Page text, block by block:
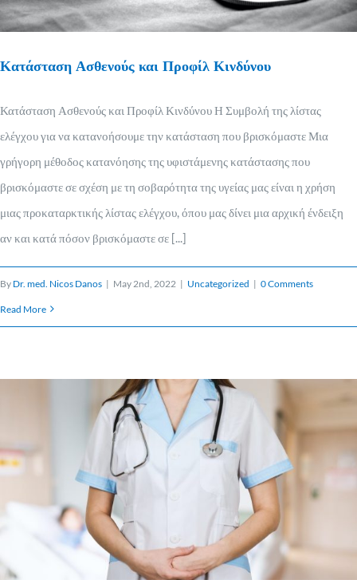
Κατάσταση Ασθενούς και Προφίλ Κινδύνου
Κατάσταση Ασθενούς και Προφίλ Κινδύνου Η Συμβολή της λίστας
ελέγχου για να κατανοήσουμε την κατάσταση που βρισκόμαστε Μια
γρήγορη μέθοδος κατανόησης της υφιστάμενης κατάστασης που
βρισκόμαστε σε σχέση με τη σοβαρότητα της υγείας μας είναι η χρήση
μιας προκαταρκτικής λίστας ελέγχου, όπου μας δίνει μια αρχική ένδειξη
αν και κατά πόσον βρισκόμαστε σε [...]
By Dr. med. Nicos Danos | May 2nd, 2022 | Uncategorized | 0 Comments
Read More